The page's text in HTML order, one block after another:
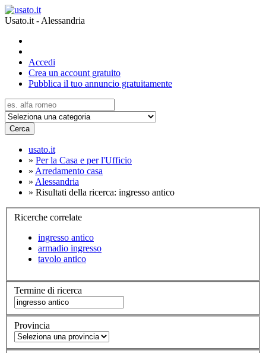
Usato.it - Alessandria
Accedi
Crea un account gratuito
Pubblica il tuo annuncio gratuitamente
Cerca
usato.it
» Per la Casa e per l'Ufficio
» Arredamento casa
» Alessandria
» Risultati della ricerca: ingresso antico
Ricerche correlate
ingresso antico
armadio ingresso
tavolo antico
Termine di ricerca
Provincia